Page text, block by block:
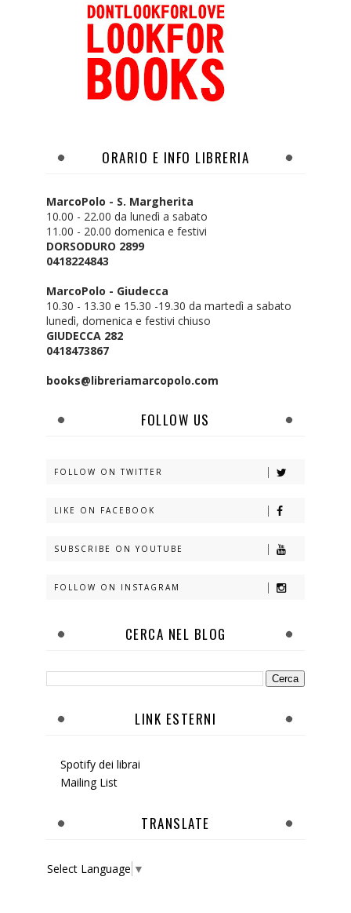
ORARIO E INFO LIBRERIA
MarcoPolo - S. Margherita
10.00 - 22.00 da lunedì a sabato
11.00 - 20.00 domenica e festivi
DORSODURO 2899
0418224843
MarcoPolo - Giudecca
10.30 - 13.30 e 15.30 -19.30 da martedì a sabato
lunedì, domenica e festivi chiuso
GIUDECCA 282
0418473867
books@libreriamarcopolo.com
FOLLOW US
FOLLOW ON TWITTER
LIKE ON FACEBOOK
SUBSCRIBE ON YOUTUBE
FOLLOW ON INSTAGRAM
CERCA NEL BLOG
LINK ESTERNI
Spotify dei librai
Mailing List
TRANSLATE
Select Language ▼